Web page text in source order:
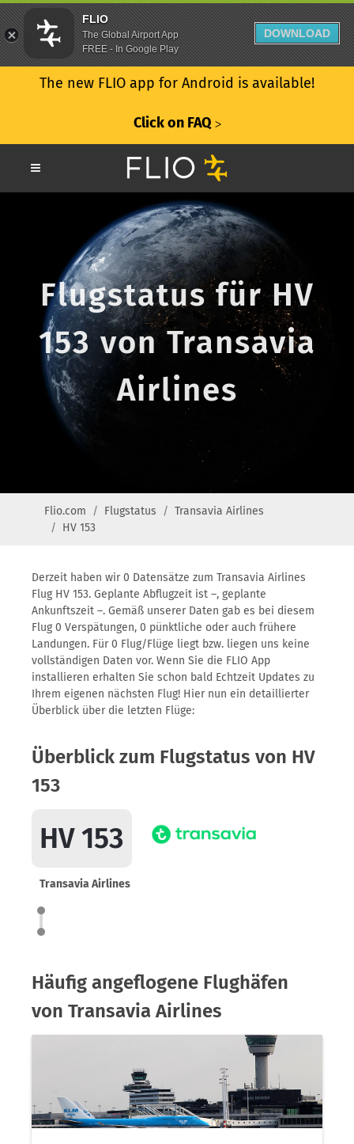
The new FLIO app for Android is available!
Click on FAQ ᐳ
Flugstatus für HV
153 von Transavia
Airlines
Flio.com Flugstatus
Transavia Airlines
HV 153
Derzeit haben wir 0 Datensätze zum Transavia Airlines
Flug HV 153. Geplante Abflugzeit ist –, geplante
Ankunftszeit –. Gemäß unserer Daten gab es bei diesem
Flug 0 Verspätungen, 0 pünktliche oder auch frühere
Landungen. Für 0 Flug/Flüge liegt bzw. liegen uns keine
vollständigen Daten vor. Wenn Sie die FLIO App
installieren erhalten Sie schon bald Echtzeit Updates zu
Ihrem eigenen nächsten Flug! Hier nun ein detaillierter
Überblick über die letzten Flüge:
Überblick zum Flugstatus von HV
153
HV 153
Transavia Airlines
Häufig angeflogene Flughäfen
von Transavia Airlines
FLIO
The Global Airport App
FREE - In Google Play
DOWNLOAD